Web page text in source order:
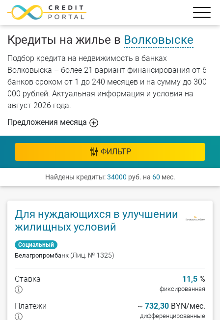
Кредиты на жилье в Волковыске
Подбор кредита на недвижимость в банках
Волковыска – более 21 вариант финансирования от 6
банков сроком от 1 до 240 месяцев и на сумму до 300
000 рублей. Актуальная информация и условия на
август 2026 года.
Предложения месяца
ФИЛЬТР
Найдены кредиты:34000 руб. на 60 мес.
Для нуждающихся в улучшении
жилищных условий
Социальный
Белагропромбанк (Лиц. № 1325)
Ставка 11,5 %
фиксированная
Платежи ~ 732,30 BYN/мес.
дифференцированные